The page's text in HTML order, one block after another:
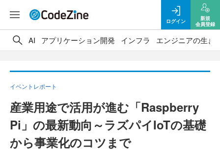
ログイン
新規
会員登録
AI アプリケーション開発 インフラ エンジニアの生き
イベントレポート
産業用途で活用が進む「Raspberry
Pi」の最新動向～ラズパイIoTの基礎
から事業化のコツまで